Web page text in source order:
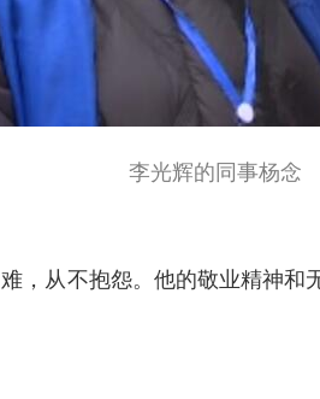
李光辉的同事杨念
，从不抱怨。他的敬业精神